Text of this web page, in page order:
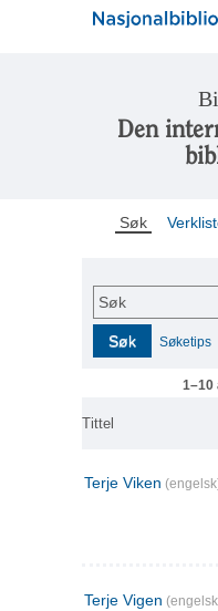
Den
Søk
Søk
Søk Søketips
1–10
Tittel
Terje Viken
Terje Vigen